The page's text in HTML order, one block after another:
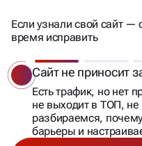
Если узнали свой сайт —
время исправить
Сайт только
Вы вложились в
и деньги? Строим
техоптимизация,